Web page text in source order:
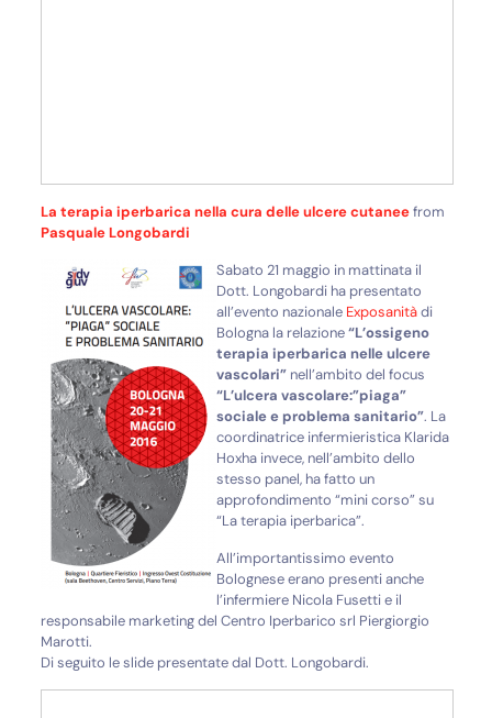
La terapia iperbarica nella cura delle ulcere cutaneefrom
Pasquale Longobardi
Sabato 21 maggio in mattinata il
Dott. Longobardi ha presentato
all’evento nazionale Exposanitàdi
Bologna la relazione“L’ossigeno
terapia iperbarica nelle ulcere
vascolari”nell’ambito del focus
“L’ulcera vascolare:”piaga”
sociale e problema sanitario”. La
coordinatrice infermieristica Klarida
Hoxha invece, nell’ambito dello
stesso panel, ha fatto un
approfondimento “mini corso” su
“La terapia iperbarica”.
All’importantissimo evento
Bolognese erano presenti anche
l’infermiere Nicola Fusetti e il
responsabile marketing del Centro Iperbarico srl Piergiorgio
Marotti.
Di seguito le slide presentate dal Dott. Longobardi.